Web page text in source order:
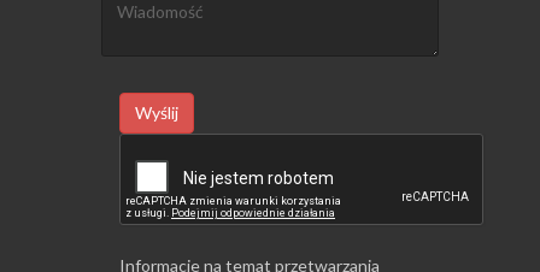
Wyślij
Informacje na temat przetwarzania